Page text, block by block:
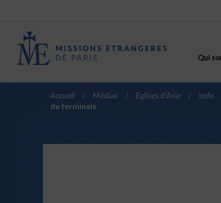
Qui
Accueil / Médias / Eglises d'Asie /
Inde
de terminale